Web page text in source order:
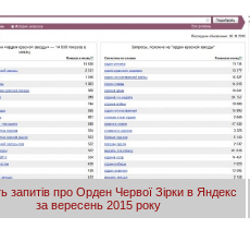
запитів про Орден Червої Зірки в Яндекс
за вересень 2015 року